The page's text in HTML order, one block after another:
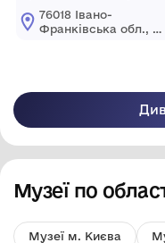
76018 Івано-
Франківська обл., м.
Музеї по
Музеї м. Києва